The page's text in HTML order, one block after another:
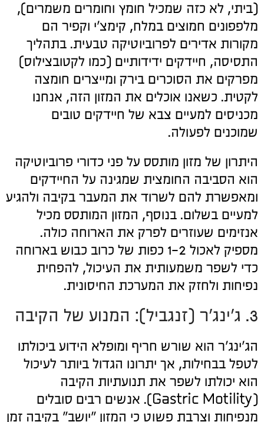
(ביתי, לא כזה שמכיל חומץ וחומרים משמרים),
מלפפונים חמוצים במלח, קימצ'י וקפיר הם
מקורות אדירים לפרוביוטיקה טבעית. בתהליך
התסיסה, חיידקים ידידותיים (כמו לקטובצילוס)
מפרקים את הסוכרים בירק ומייצרים חומצה
לקטית. כשאנו אוכלים את המזון הזה, אנחנו
מכניסים למעיים צבא של חיידקים טובים
שמוכנים לפעולה.
היתרון של מזון מותסס על פני כדורי פרוביוטיקה
הוא הסביבה החומצית שמגינה על החיידקים
ומאפשרת להם לשרוד את המעבר בקיבה ולהגיע
למעיים בשלום. בנוסף, המזון המותסס מכיל
אנזימים שעוזרים לפרק את הארוחה כולה.
מספיק לאכול 1-2 כפות של כרוב כבוש בארוחה
כדי לשפר משמעותית את העיכול, להפחית
נפיחות ולחזק את המערכת החיסונית.
3. ג'ינג'ר (זנגביל): המנוע של הקיבה
הג'ינג'ר הוא שורש חריף ומופלא הידוע ביכולתו
לטפל בבחילות, אך יתרונו הגדול ביותר לעיכול
הוא יכולתו לשפר את תנועתיות הקיבה
(Gastric Motility). אנשים רבים סובלים
מנפיחות וצרבת פשוט כי המזון "יושב" בקיבה זמן